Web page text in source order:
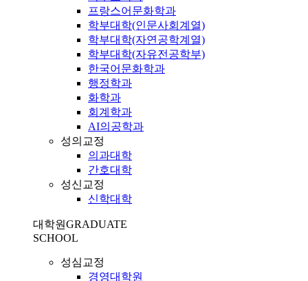
프랑스어문화학과
학부대학(인문사회계열)
학부대학(자연공학계열)
학부대학(자유전공학부)
한국어문화학과
행정학과
화학과
회계학과
AI의공학과
성의교정
의과대학
간호대학
성신교정
신학대학
대학원GRADUATE
SCHOOL
성심교정
경영대학원